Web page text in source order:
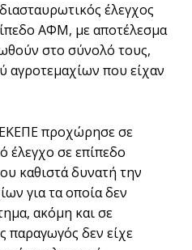
έλεγχος
ΑΦΜ, με αποτέλεσμα
στο σύνολό τους,
αγροτεμαχίων που είχαν
προχώρησε σε
έλεγχο σε επίπεδο
καθιστά δυνατή την
για τα οποία δεν
ακόμη και σε
παραγωγός δεν είχε